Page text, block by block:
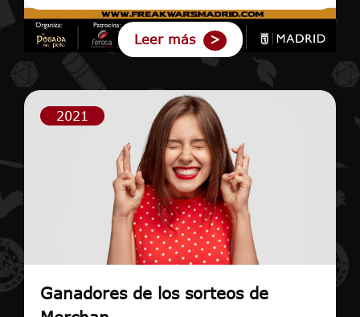
Leer más
2021
Ganadores de los sorteos de